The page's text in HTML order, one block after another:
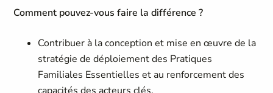
Comment pouvez-vous faire la différence ?
Contribuer à la conception et mise en œuvre de la
stratégie de déploiement des Pratiques
Familiales Essentielles et au renforcement des